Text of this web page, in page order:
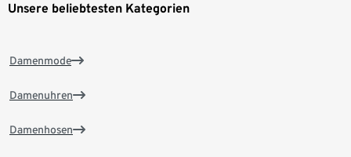
Unsere beliebtesten Kategorien
Damenmode
Damenuhren
Damenhosen